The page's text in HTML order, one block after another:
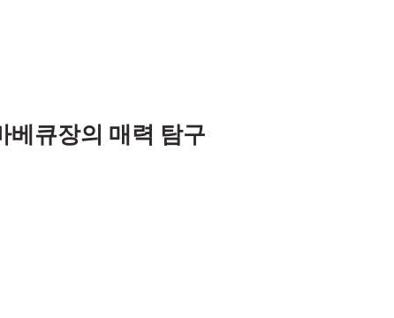
베큐장의 매력 탐구